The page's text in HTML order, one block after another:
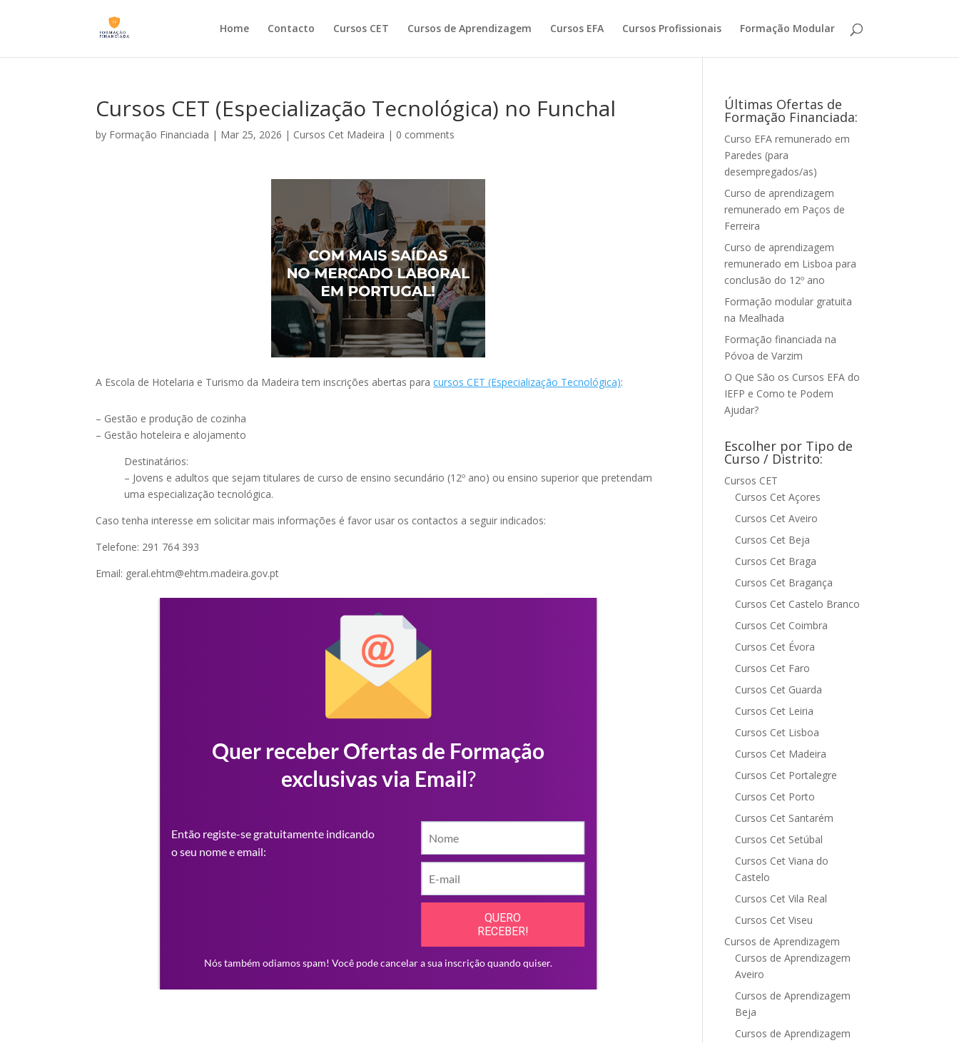
Home Contacto Cursos CET Cursos de Aprendizagem Cursos EFA Cursos Profissionais Formação Modular
Cursos CET (Especialização Tecnológica) no Funchal
by Formação Financiada | Mar 25, 2026 | Cursos Cet Madeira | 0 comments
A Escola de Hotelaria e Turismo da Madeira tem inscrições abertas paracursos CET (Especialização Tecnológica):
– Gestão e produção de cozinha
– Gestão hoteleira e alojamento
Destinatários:
– Jovens e adultos que sejam titulares de curso de ensino secundário (12º ano) ou ensino superior que pretendam
uma especialização tecnológica.
Caso tenha interesse em solicitar mais informações é favor usar os contactos a seguir indicados:
Telefone: 291 764 393
Email: geral.ehtm@ehtm.madeira.gov.pt
Últimas Ofertas de
Formação Financiada:
Curso EFA remunerado em
Paredes (para
desempregados/as)
Curso de aprendizagem
remunerado em Paços de
Ferreira
Curso de aprendizagem
remunerado em Lisboa para
conclusão do 12º ano
Formação modular gratuita
na Mealhada
Formação financiada na
Póvoa de Varzim
O Que São os Cursos EFA do
IEFP e Como te Podem
Ajudar?
Escolher por Tipo de
Curso / Distrito:
Cursos CET
Cursos Cet Açores
Cursos Cet Aveiro
Cursos Cet Beja
Cursos Cet Braga
Cursos Cet Bragança
Cursos Cet Castelo Branco
Cursos Cet Coimbra
Cursos Cet Évora
Cursos Cet Faro
Cursos Cet Guarda
Cursos Cet Leiria
Cursos Cet Lisboa
Cursos Cet Madeira
Cursos Cet Portalegre
Cursos Cet Porto
Cursos Cet Santarém
Cursos Cet Setúbal
Cursos Cet Viana do
Castelo
Cursos Cet Vila Real
Cursos Cet Viseu
Cursos de Aprendizagem
Cursos de Aprendizagem
Aveiro
Cursos de Aprendizagem
Beja
Cursos de Aprendizagem